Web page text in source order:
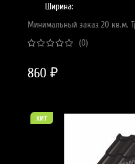
Ширина:
Минимальный заказ 20 кв.м.
(0)
860 ₽
хит